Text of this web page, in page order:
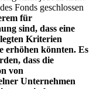
Fonds geschlossen
für
sind, dass eine
Kriterien
erhöhen könnten. Es
dass die
von
Unternehmen